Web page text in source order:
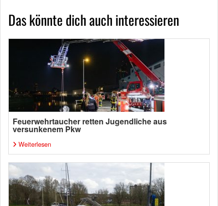
Das könnte dich auch interessieren
Feuerwehrtaucher retten Jugendliche aus
versunkenem Pkw
Weiterlesen